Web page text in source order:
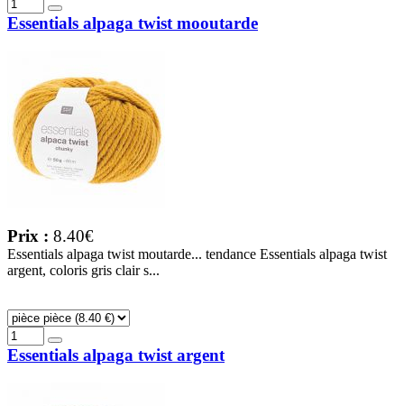
Essentials alpaga twist mooutarde
Prix : 8.40€
Essentials alpaga twist moutarde... tendance Essentials alpaga twist
argent, coloris gris clair s...
Essentials alpaga twist argent